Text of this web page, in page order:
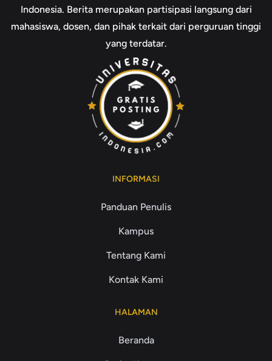
Indonesia. Berita merupakan partisipasi langsung dari
mahasiswa, dosen, dan pihak terkait dari perguruan tinggi
yang terdatar.
INFORMASI
Panduan Penulis
Kampus
Tentang Kami
Kontak Kami
HALAMAN
Beranda